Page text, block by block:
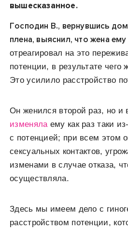
вышесказанное.
Господин В., вернувшись
плена, выяснил, что жена
отреагировал на это
потенции, в результате чего
Это усилило расстройство
Он женился второй раз, но и
изменялаему как раз таки
с потенцией; при всем этом
сексуальных контактов,
изменами в случае отказа,
осуществляла.
Здесь мы имеем дело с
расстройством потенции,